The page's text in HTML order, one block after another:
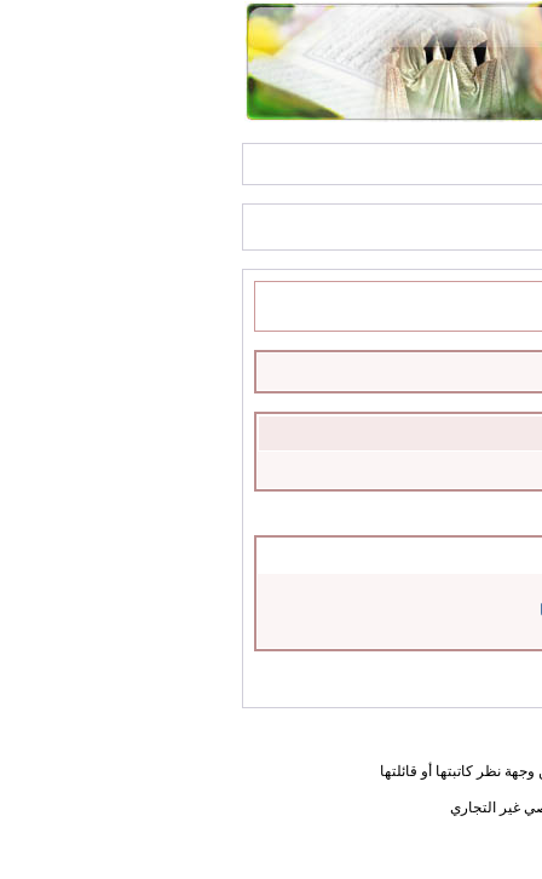
نظر كاتبتها أو قائلتها
غير التجاري